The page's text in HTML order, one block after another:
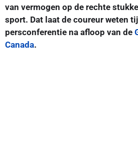
van vermogen op de rechte
sport. Dat laat de coureur weten
persconferentie na afloop van de
Canada.